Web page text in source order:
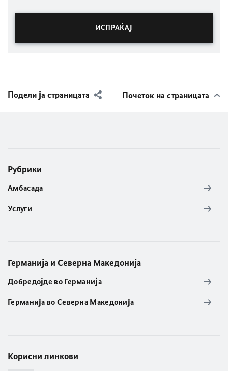
Подели ја страницата Почеток на страницата
Рубрики
Амбасада
Услуги
Германија и Северна Македонија
Добредојде во Германија
Германија во Северна Македонија
Корисни линкови